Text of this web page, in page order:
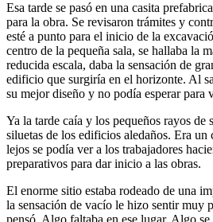
Esa tarde se pasó en una casita
para la obra. Se revisaron trámites y
esté a punto para el inicio de la
centro de la pequeña sala, se hallaba la
reducida escala, daba la sensación de
edificio que surgiría en el horizonte. Al
su mejor diseño y no podía esperar para
Ya la tarde caía y los pequeños rayos de
siluetas de los edificios aledaños. Era
lejos se podía ver a los trabajadores
preparativos para dar inicio a las obras.
El enorme sitio estaba rodeado de una
la sensación de vacío le hizo sentir muy
pensó. Algo faltaba en ese lugar. Algo